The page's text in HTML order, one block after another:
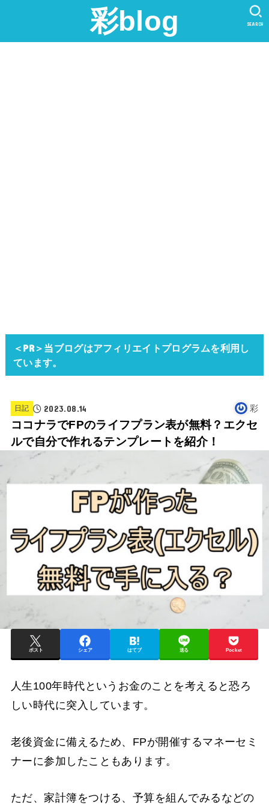
彩blog SEARCH
＜PR＞当ブログはアフィリエイトプログラムを利用し
ています。
日記 2023.08.14 彩
ココナラでFPのライフプラン表が無料？エクセ
ルで自分で作れるテンプレートを紹介！
ポスト シェア はてブ 送る Pocket
人生100年時代というお金のことを考えると恐ろ
しい時代に突入しています。
老後資金に備えるため、FPが開催するマネーセミ
ナーに参加したこともあります。
ただ、家計簿をつける、予算を組んでみるなどの